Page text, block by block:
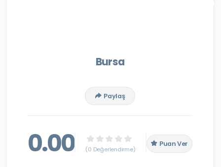
Bursa
Paylaş
0.00 (0 Değerlendirme)
Puan Ver